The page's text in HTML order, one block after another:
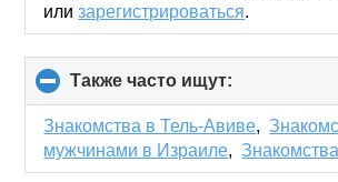
илизарегистрироваться.
Также часто ищут:
to
collapse
contents
Знакомства в Тель-Авиве,
мужчинами в Израиле,